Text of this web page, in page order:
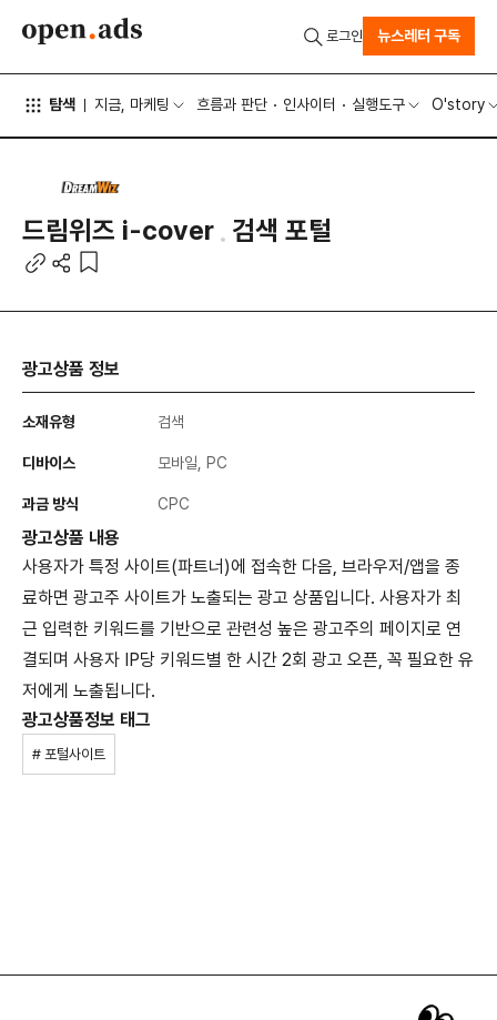
탐색 지금, 마케팅 흐름과 판단 인사이터 실행도구 O'story
로그인 뉴스레터 구독
드림위즈 i-cover 검색 포털
광고상품 정보
소재유형 검색
디바이스 모바일, PC
과금 방식 CPC
광고상품 내용
사용자가 특정 사이트(파트너)에 접속한 다음, 브라우저/앱을 종
료하면 광고주 사이트가 노출되는 광고 상품입니다. 사용자가 최
근 입력한 키워드를 기반으로 관련성 높은 광고주의 페이지로 연
결되며 사용자 IP당 키워드별 한 시간 2회 광고 오픈, 꼭 필요한 유
저에게 노출됩니다.
광고상품정보 태그
# 포털사이트